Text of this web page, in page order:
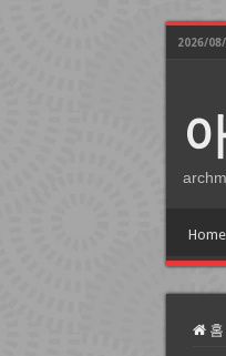
2026/
Home
홈